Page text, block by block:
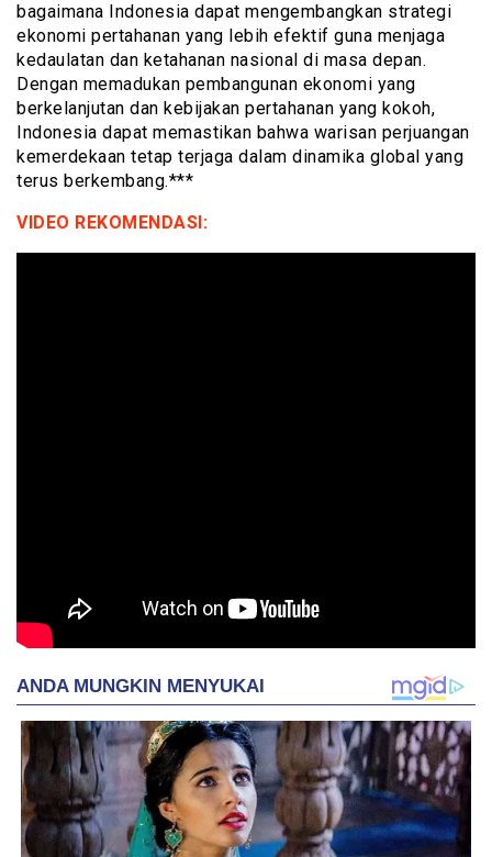
bagaimana Indonesia dapat mengembangkan strategi
ekonomi pertahanan yang lebih efektif guna menjaga
kedaulatan dan ketahanan nasional di masa depan.
Dengan memadukan pembangunan ekonomi yang
berkelanjutan dan kebijakan pertahanan yang kokoh,
Indonesia dapat memastikan bahwa warisan perjuangan
kemerdekaan tetap terjaga dalam dinamika global yang
terus berkembang.***
VIDEO REKOMENDASI: